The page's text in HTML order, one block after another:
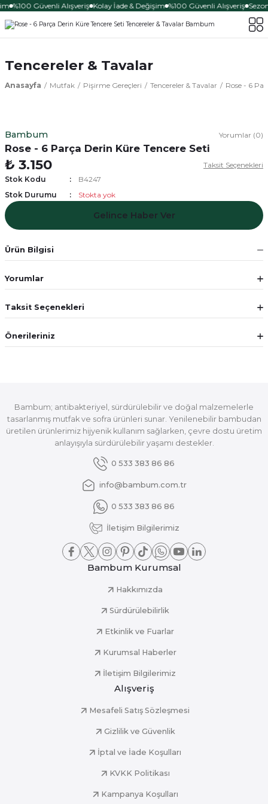
%100 Güvenli Alışveriş Kolay İade & Değişim %100 Güvenli Alışveriş
Tencereler & Tavalar
Anasayfa Mutfak Pişirme Gereçleri Tencereler & Tavalar Rose - 6
Bambum Yorumlar (0)
Rose - 6 Parça Derin Küre Tencere Seti
₺ 3.150
Taksit Seçenekleri
Stok Kodu
B4247
Stok Durumu
Stokta yok
Gelince Haber Ver
Ürün Bilgisi
Yorumlar
Taksit Seçenekleri
Önerileriniz
Bambum; antibakteriyel, sürdürülebilir ve doğal malzemelerle
tasarlanmış mutfak ve sofra ürünleri sunar. Yenilenebilir bambudan
üretilen ürünlerimiz hijyenik kullanım sağlarken, çevre dostu üretim
anlayışıyla sürdürülebilir yaşamı destekler.
0 533 383 86 86
info@bambum.com.tr
0 533 383 86 86
İletişim Bilgilerimiz
Bambum Kurumsal
Hakkımızda
Sürdürülebilirlik
Etkinlik ve Fuarlar
Kurumsal Haberler
İletişim Bilgilerimiz
Alışveriş
Mesafeli Satış Sözleşmesi
Gizlilik ve Güvenlik
İptal ve İade Koşulları
KVKK Politikası
Kampanya Koşulları